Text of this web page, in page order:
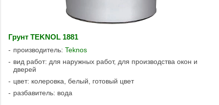
Грунт TEKNOL 1881
производитель: Teknos
вид работ: для наружных работ, для производства окон и
дверей
цвет: колеровка, белый, готовый цвет
разбавитель: вода